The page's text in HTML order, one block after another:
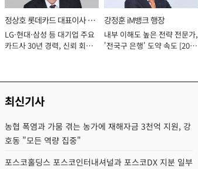
정상호 롯데카드 대표이사 사
장
LG·현대·삼성 등 대기업 주요
카드사 30년 경력, 신뢰 회복
강정훈 iM뱅크 행장
내부 이해도 높은 전략 전문가,
'전국구 은행' 도약 속도 [2026
최신기사
농협 폭염과 가뭄 겪는 농가에 재해자금 3천억 지원, 강
호동 "모든 역량 집중"
포스코홀딩스 포스코인터내셔널과 포스코DX 지분 일부